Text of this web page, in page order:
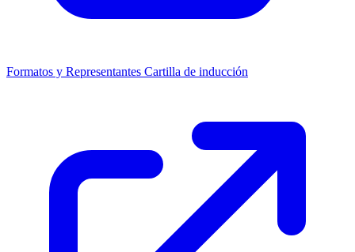
Formatos y Representantes Cartilla de inducción